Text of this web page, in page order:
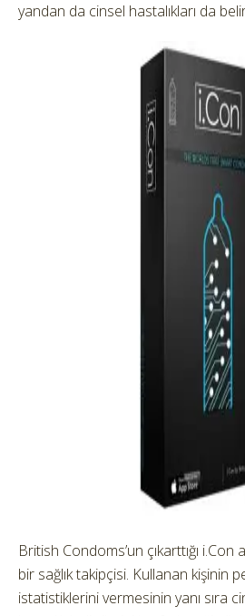
yandan da cinsel hastalıkları da
British Condoms’un çıkarttığı
bir sağlık takipçisi. Kullanan kişinin
istatistiklerini vermesinin yanı sıra